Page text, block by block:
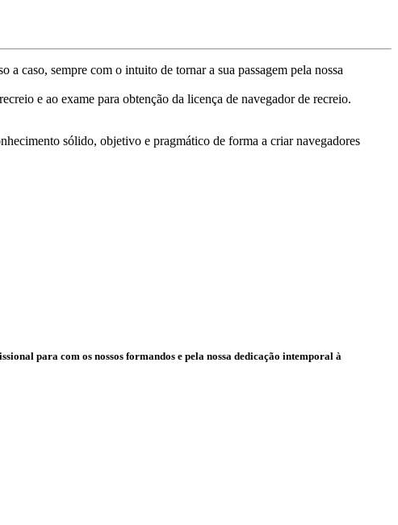
caso, sempre com o intuito de tornar a sua passagem pela nossa
e ao exame para obtenção da licença de navegador de recreio.
sólido, objetivo e pragmático de forma a criar navegadores
para com os nossos formandos e pela nossa dedicação intemporal à